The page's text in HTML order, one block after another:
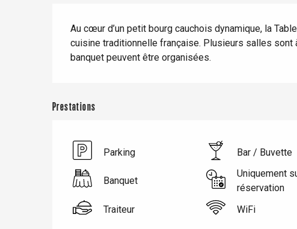
Au cœur d’un petit bourg cauchois dynamique, la
cuisine traditionnelle française. Plusieurs salles
banquet peuvent être organisées.
Prestations
Parking Bar / Buvette
Banquet
Uniquement
réservation
Traiteur WiFi